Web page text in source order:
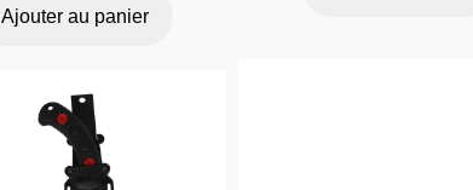
Ajouter au panier